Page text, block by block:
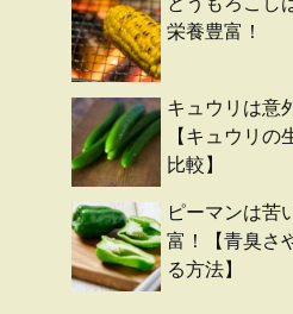
栄養豊富！
キュウリは意
【キュウリの
比較】
ピーマンは苦
富！【青臭さ
る方法】